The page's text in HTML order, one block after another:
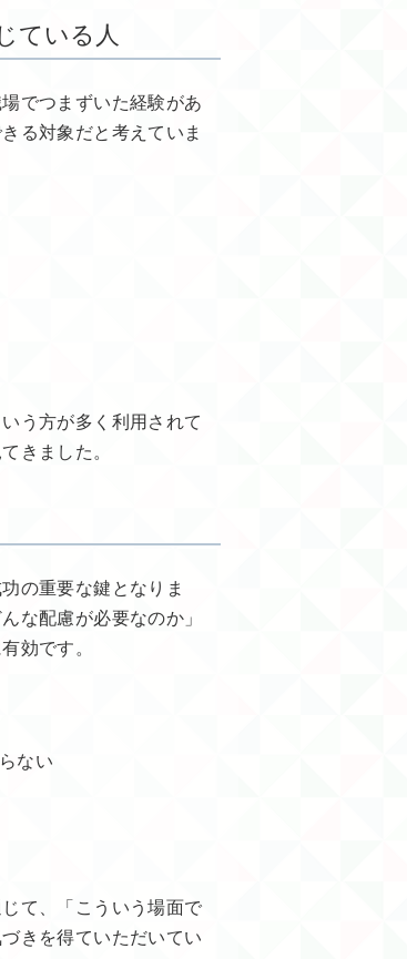
ている人
でつまずいた経験があ
る対象だと考えていま
う方が多く利用されて
きました。
の重要な鍵となりま
な配慮が必要なのか」
効です。
ない
て、「こういう場面で
きを得ていただいてい